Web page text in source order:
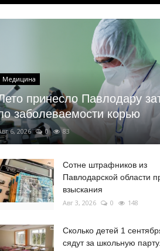
Медицина
принесло Павлодару
заболеваемости корью
6, 2026 0 83
Сотне штрафников из
Павлодарской области
взыскания
Авг 3, 2026 0 148
Сколько детей 1
сядут за школьную